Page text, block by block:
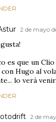
2 de mayo
es que un
con Hugo al
lo verá
2 de